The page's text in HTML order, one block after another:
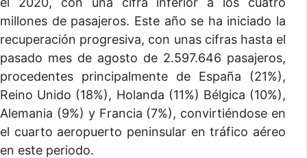
millones de pasajeros. Este año se ha iniciado la
recuperación progresiva, con unas cifras hasta el
pasado mes de agosto de 2.597.646 pasajeros,
procedentes principalmente de España (21%),
Reino Unido (18%), Holanda (11%) Bélgica (10%),
Alemania (9%) y Francia (7%), convirtiéndose en
el cuarto aeropuerto peninsular en tráfico aéreo
en este periodo.